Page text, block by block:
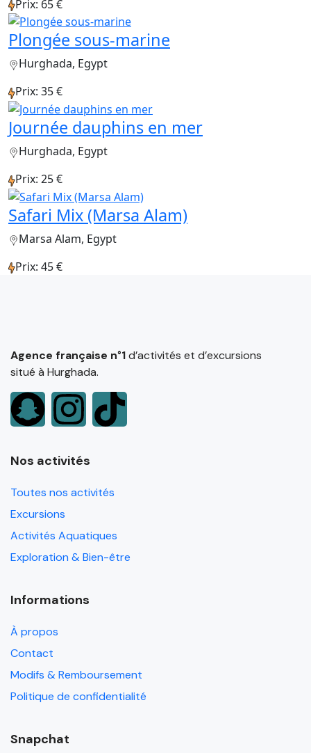
Prix: 65 €
Plongée sous-marine
Hurghada, Egypt
Prix: 35 €
Journée dauphins en mer
Hurghada, Egypt
Prix: 25 €
Safari Mix (Marsa Alam)
Marsa Alam, Egypt
Prix: 45 €
Agence française n°1d’activités et d’excursions
situé à Hurghada.
Nos activités
Toutes nos activités
Excursions
Activités Aquatiques
Exploration & Bien-être
Informations
À propos
Contact
Modifs & Remboursement
Politique de confidentialité
Snapchat